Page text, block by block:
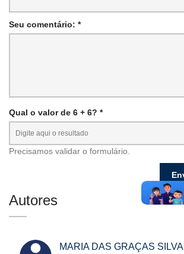
Seu comentário: *
Qual o valor de 6 + 6? *
Precisamos validar o formulário.
Autores
MARIA DAS GRAÇAS SILVA